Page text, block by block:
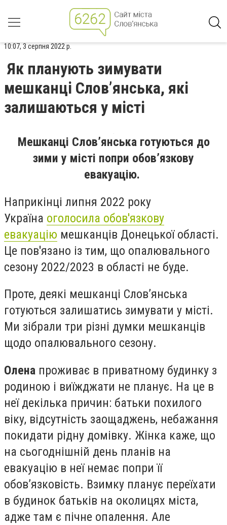
10:07, 3 серпня 2022 р.
Як планують зимувати
мешканці Слов’янська, які
залишаються у місті
Мешканці Слов’янська готуються до
зими у місті попри обов’язкову
евакуацію.
Наприкінці липня 2022 року
Україна оголосила обов'язкову
евакуацію мешканців Донецької області.
Це пов'язано із тим, що опалювального
сезону 2022/2023 в області не буде.
Проте, деякі мешканці Слов’янська
готуються залишатись зимувати у місті.
Ми зібрали три різні думки мешканців
щодо опалювального сезону.
Олена проживає в приватному будинку з
родиною і виїжджати не планує. На це в
неї декілька причин: батьки похилого
віку, відсутність заощаджень, небажання
покидати рідну домівку. Жінка каже, що
на сьогоднішній день планів на
евакуацію в неї немає попри її
обов’язковість. Взимку планує переїхати
в будинок батьків на околицях міста,
адже там є пічне опалення. Але